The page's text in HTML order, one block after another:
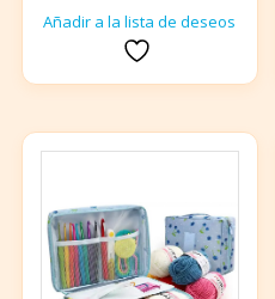
Añadir a la lista de deseos